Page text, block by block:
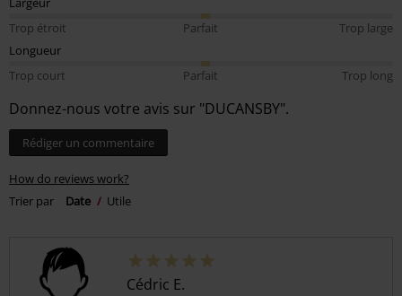
Trop étroit
Parfait
Trop large
Longueur
Trop court
Parfait Trop long
Donnez-nous votre avis sur "DUCANSBY".
Rédiger un commentaire
How do reviews work?
Trier par
Date Utile
Cédric E.